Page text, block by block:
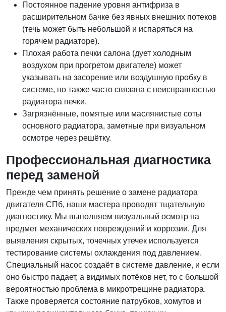
Постоянное падение уровня антифриза в
расширительном бачке без явных внешних потеков
(течь может быть небольшой и испаряться на
горячем радиаторе).
Плохая работа печки салона (дует холодным
воздухом при прогретом двигателе) может
указывать на засорение или воздушную пробку в
системе, но также часто связана с неисправностью
радиатора печки.
Загрязнённые, помятые или маслянистые соты
основного радиатора, заметные при визуальном
осмотре через решётку.
Профессиональная диагностика
перед заменой
Прежде чем принять решение о замене радиатора
двигателя СПб, наши мастера проводят тщательную
диагностику. Мы выполняем визуальный осмотр на
предмет механических повреждений и коррозии. Для
выявления скрытых, точечных утечек используется
тестирование системы охлаждения под давлением.
Специальный насос создаёт в системе давление, и если
оно быстро падает, а видимых потёков нет, то с большой
вероятностью проблема в микротрещине радиатора.
Также проверяется состояние патрубков, хомутов и